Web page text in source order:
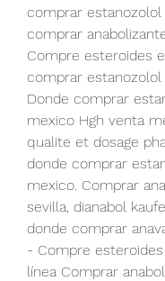
comprar estanozolol
comprar
Compre esteroides
comprar
Donde comprar
mexico Hgh venta
qualite et dosage
donde comprar
mexico. Comprar
sevilla, dianabol
donde comprar
- Compre
línea Comprar